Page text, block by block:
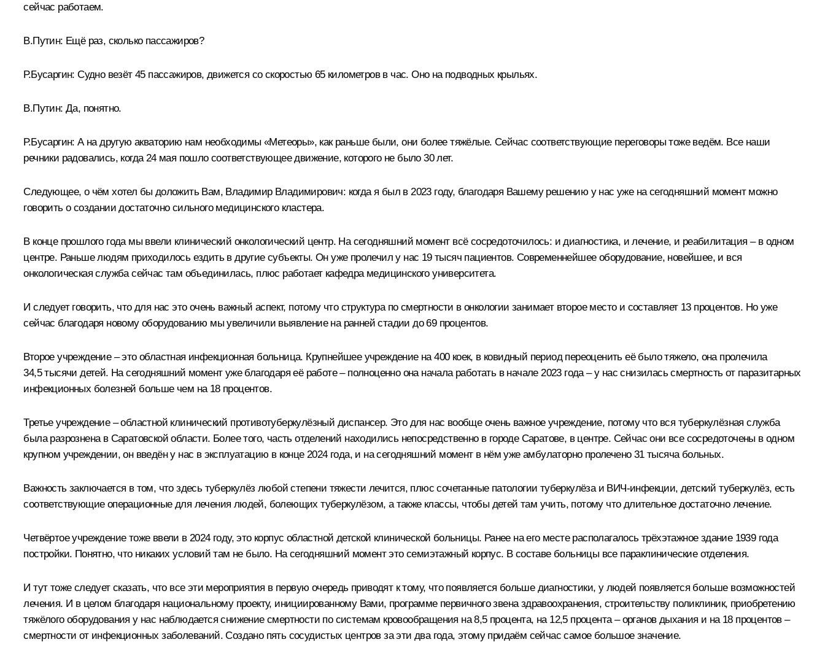
сейчас работаем.
В.Путин: Ещё раз, сколько пассажиров?
Р.Бусаргин: Судно везёт 45 пассажиров, движется со скоростью 65 километров в час. Оно на подводных крыльях.
В.Путин: Да, понятно.
Р.Бусаргин:А на другую акваторию нам необходимы «Метеоры», как раньше были, они более тяжёлые. Сейчас соответствующие переговоры тоже ведём. Все наши
речники радовались, когда 24 мая пошло соответствующее движение, которого не было 30 лет.
Следующее, о чём хотел бы доложить Вам, Владимир Владимирович: когда я был в 2023 году, благодаря Вашему решению у нас уже на сегодняшний момент можно
говорить о создании достаточно сильного медицинского кластера.
В конце прошлого года мы ввели клинический онкологический центр. На сегодняшний момент всё сосредоточилось: и диагностика, и лечение, и реабилитация – в одном
центре. Раньше людям приходилось ездить в другие субъекты. Он уже пролечил у нас 19 тысяч пациентов. Современнейшее оборудование, новейшее, и вся
онкологическая служба сейчас там объединилась, плюс работает кафедра медицинского университета.
И следует говорить, что для нас это очень важный аспект, потому что структура по смертности в онкологии занимает второе место и составляет 13 процентов. Но уже
сейчас благодаря новому оборудованию мы увеличили выявление на ранней стадии до 69 процентов.
Второе учреждение – это областная инфекционная больница. Крупнейшее учреждение на 400 коек, в ковидный период переоценить её было тяжело, она пролечила
34,5 тысячи детей. На сегодняшний момент уже благодаря её работе – полноценно она начала работать в начале 2023 года – у нас снизилась смертность от паразитарных
инфекционных болезней больше чем на 18 процентов.
Третье учреждение – областной клинический противотуберкулёзный диспансер. Это для нас вообще очень важное учреждение, потому что вся туберкулёзная служба
была разрознена в Саратовской области. Более того, часть отделений находились непосредственно в городе Саратове, в центре. Сейчас они все сосредоточены в одном
крупном учреждении, он введён у нас в эксплуатацию в конце 2024 года, и на сегодняшний момент в нём уже амбулаторно пролечено 31 тысяча больных.
Важность заключается в том, что здесь туберкулёз любой степени тяжести лечится, плюс сочетанные патологии туберкулёза и ВИЧ-инфекции, детский туберкулёз, есть
соответствующие операционные для лечения людей, болеющих туберкулёзом, а также классы, чтобы детей там учить, потому что длительное достаточно лечение.
Четвёртое учреждение тоже ввели в 2024 году, это корпус областной детской клинической больницы. Ранее на его месте располагалось трёхэтажное здание 1939 года
постройки. Понятно, что никаких условий там не было. На сегодняшний момент это семиэтажный корпус. В составе больницы все параклинические отделения.
И тут тоже следует сказать, что все эти мероприятия в первую очередь приводят к тому, что появляется больше диагностики, у людей появляется больше возможностей
лечения. И в целом благодаря национальному проекту, инициированному Вами, программе первичного звена здравоохранения, строительству поликлиник, приобретению
тяжёлого оборудования у нас наблюдается снижение смертности по системам кровообращения на 8,5 процента, на 12,5 процента – органов дыхания и на 18 процентов –
смертности от инфекционных заболеваний. Создано пять сосудистых центров за эти два года, этому придаём сейчас самое большое значение.